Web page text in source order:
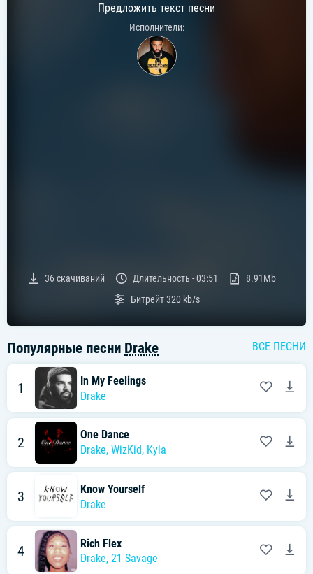
Предложить текст песни
Исполнители:
36скачиваний Длительность -03:51
8.91Mb
Битрейт320 kb/s
Популярные песни Drake ВСЕ ПЕСНИ
1
In My Feelings
Drake
2
One Dance
Drake, WizKid, Kyla
3
Know Yourself
Drake
4
Rich Flex
Drake, 21 Savage